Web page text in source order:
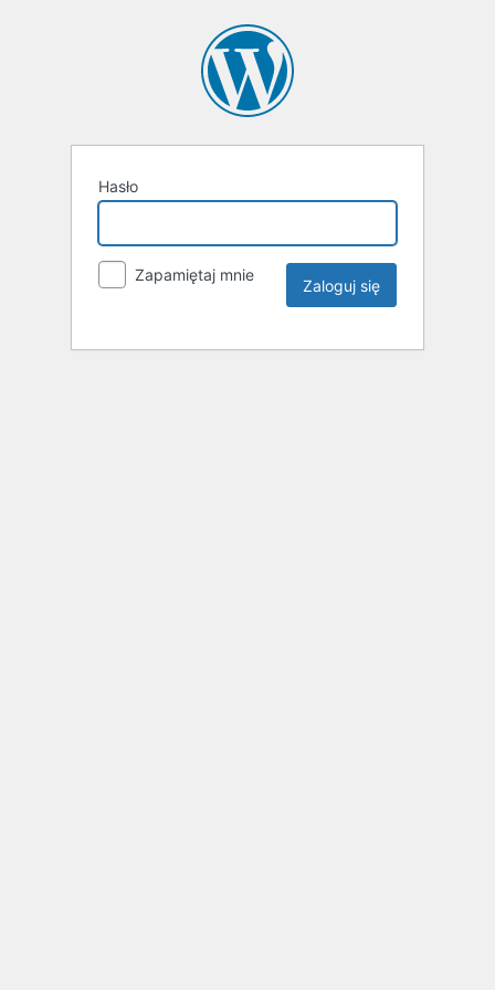
Hasło
Zapamiętaj mnie